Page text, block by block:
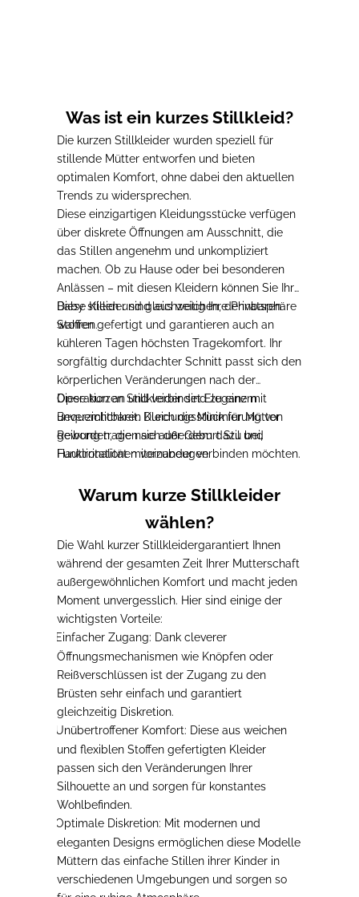
Was ist ein kurzes Stillkleid?
Die kurzen Stillkleider wurden speziell für
stillende Mütter entworfen und bieten
optimalen Komfort, ohne dabei den aktuellen
Trends zu widersprechen.
Diese einzigartigen Kleidungsstücke verfügen
über diskrete Öffnungen am Ausschnitt, die
das Stillen angenehm und unkompliziert
machen. Ob zu Hause oder bei besonderen
Anlässen – mit diesen Kleidern können Sie Ihr
Baby stillen und gleichzeitig Ihre Privatsphäre
wahren.
Diese Kleider sind aus weichen, dehnbaren
Stoffen gefertigt und garantieren auch an
kühleren Tagen höchsten Tragekomfort. Ihr
sorgfältig durchdachter Schnitt passt sich den
körperlichen Veränderungen nach der
Operation an und verbindet Eleganz mit
Bequemlichkeit. Durch die Minimierung von
Reibung tragen sie außerdem dazu bei,
Hautirritationen vorzubeugen.
Diese kurzen Stillkleider sindzu einem
unverzichtbaren Kleidungsstück für Mütter
geworden, dienach der GeburtStil und
Funktionalität miteinander verbinden möchten.
Warum kurze Stillkleider
wählen?
Die Wahl kurzer Stillkleidergarantiert Ihnen
während der gesamten Zeit Ihrer Mutterschaft
außergewöhnlichen Komfort und macht jeden
Moment unvergesslich. Hier sind einige der
wichtigsten Vorteile:
Einfacher Zugang: Dank cleverer
Öffnungsmechanismen wie Knöpfen oder
Reißverschlüssen ist der Zugang zu den
Brüsten sehr einfach und garantiert
gleichzeitig Diskretion.
Unübertroffener Komfort: Diese aus weichen
und flexiblen Stoffen gefertigten Kleider
passen sich den Veränderungen Ihrer
Silhouette an und sorgen für konstantes
Wohlbefinden.
Optimale Diskretion: Mit modernen und
eleganten Designs ermöglichen diese Modelle
Müttern das einfache Stillen ihrer Kinder in
verschiedenen Umgebungen und sorgen so